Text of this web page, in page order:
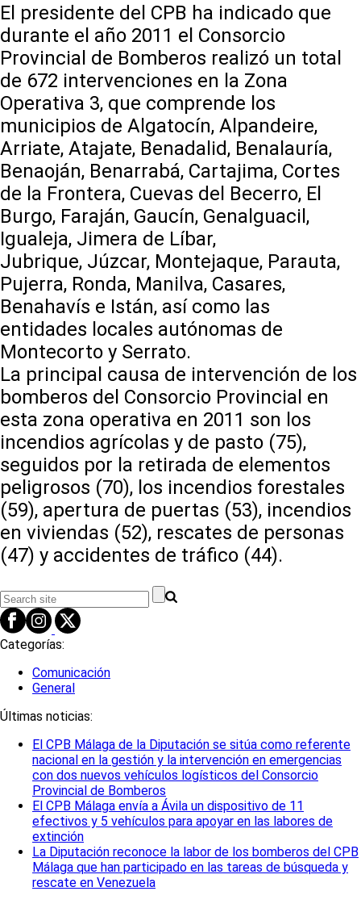
El presidente del CPB ha indicado que
durante el año 2011 el Consorcio
Provincial de Bomberos realizó un total
de 672 intervenciones en la Zona
Operativa 3, que comprende los
municipios de Algatocín, Alpandeire,
Arriate, Atajate, Benadalid, Benalauría,
Benaoján, Benarrabá, Cartajima, Cortes
de la Frontera, Cuevas del Becerro, El
Burgo, Faraján, Gaucín, Genalguacil,
Igualeja, Jimera de Líbar,
Jubrique, Júzcar, Montejaque, Parauta,
Pujerra, Ronda, Manilva, Casares,
Benahavís e Istán, así como las
entidades locales autónomas de
Montecorto y Serrato.
La principal causa de intervención de los
bomberos del Consorcio Provincial en
esta zona operativa en 2011 son los
incendios agrícolas y de pasto (75),
seguidos por la retirada de elementos
peligrosos (70), los incendios forestales
(59), apertura de puertas (53), incendios
en viviendas (52), rescates de personas
(47) y accidentes de tráfico (44).
Categorías:
Comunicación
General
Últimas noticias:
El CPB Málaga de la Diputación se sitúa como referente
nacional en la gestión y la intervención en emergencias
con dos nuevos vehículos logísticos del Consorcio
Provincial de Bomberos
El CPB Málaga envía a Ávila un dispositivo de 11
efectivos y 5 vehículos para apoyar en las labores de
extinción
La Diputación reconoce la labor de los bomberos del CPB
Málaga que han participado en las tareas de búsqueda y
rescate en Venezuela